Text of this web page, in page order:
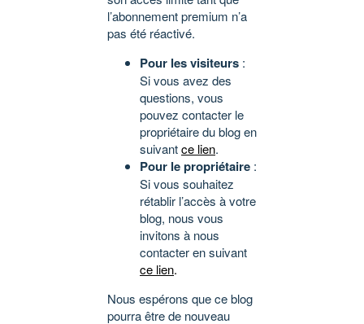
l’abonnement premium n’a
pas été réactivé.
Pour les visiteurs :
Si vous avez des
questions, vous
pouvez contacter le
propriétaire du blog en
suivantce lien.
Pour le propriétaire :
Si vous souhaitez
rétablir l’accès à votre
blog, nous vous
invitons à nous
contacter en suivant
ce lien.
Nous espérons que ce blog
pourra être de nouveau